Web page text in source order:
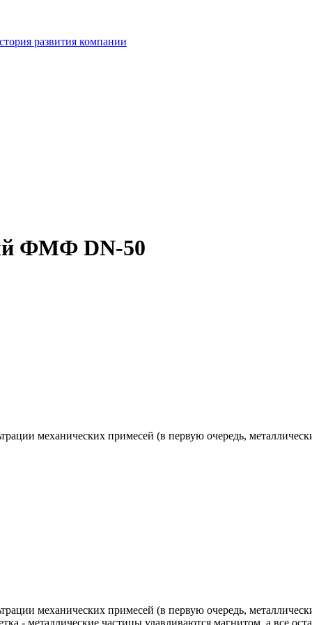
развития компании
ФМФ DN-50
механических примесей (в первую очередь,
механических примесей (в первую очередь,
- металлические частицы улавливаются магнитом, а все